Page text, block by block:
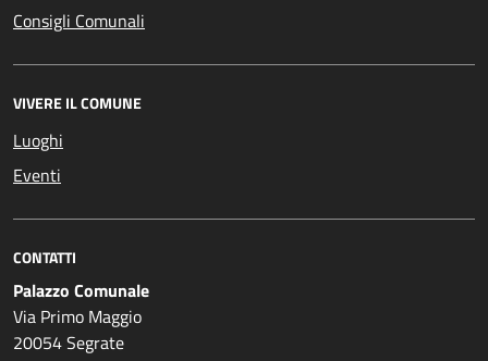
Consigli Comunali
VIVERE IL COMUNE
Luoghi
Eventi
CONTATTI
Palazzo Comunale
Via Primo Maggio
20054 Segrate